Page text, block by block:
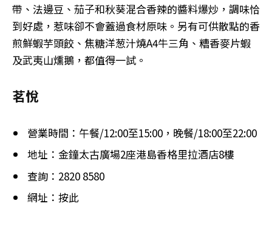
帶、法邊豆、茄子和秋葵混合香辣的醬料爆炒，調味恰
到好處，惹味卻不會蓋過食材原味。另有可供散點的香
煎鮮蝦芋頭餃、焦糖洋葱汁燒A4牛三角、糟香麥片蝦
及武夷山燻鵝，都值得一試。
茗悅
營業時間：午餐/12:00至15:00，晚餐/18:00至22:00
地址：金鐘太古廣場2座港島香格里拉酒店8樓
查詢：2820 8580
網址：按此